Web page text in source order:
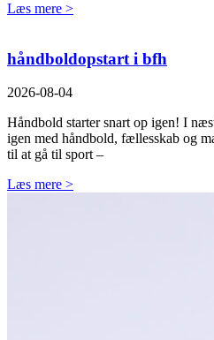
Læs mere >
håndboldopstart i bfh
2026-08-04
Håndbold starter snart op igen! I
igen med håndbold, fællesskab og
til at gå til sport –
Læs mere >